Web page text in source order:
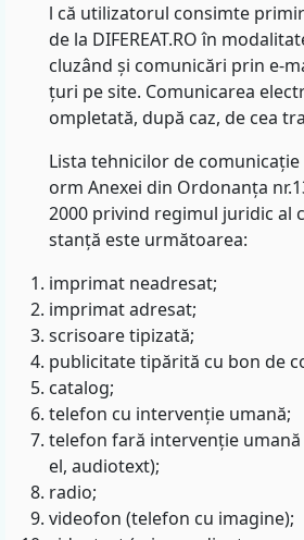
l că utilizatorul consimte
de la DIFEREAT.RO în
cluzând și comunicări prin e-
țuri pe site. Comunicarea
ompletată, după caz, de cea
Lista tehnicilor de
orm Anexei din Ordonanța
2000 privind regimul juridic al
stanță este următoarea:
imprimat neadresat;
imprimat adresat;
scrisoare tipizată;
publicitate tipărită cu bon de
catalog;
telefon cu intervenție umană;
telefon fară intervenție
el, audiotext);
radio;
videofon (telefon cu imagine);